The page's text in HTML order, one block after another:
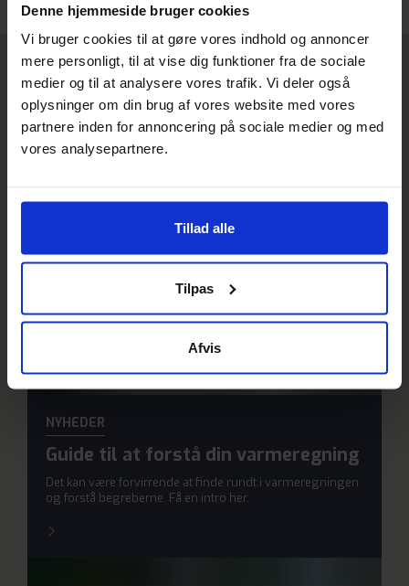
Denne hjemmeside bruger cookies
Vi bruger cookies til at gøre vores indhold og annoncer
mere personligt, til at vise dig funktioner fra de sociale
medier og til at analysere vores trafik. Vi deler også
oplysninger om din brug af vores website med vores
partnere inden for annoncering på sociale medier og med
vores analysepartnere.
Tillad alle
Tilpas
Afvis
15/58
Relaterede nyheder
NYHEDER
Guide til at forstå din varmeregning
Det kan være forvirrende at finde rundt i varmeregningen
og forstå begreberne. Få en intro her.